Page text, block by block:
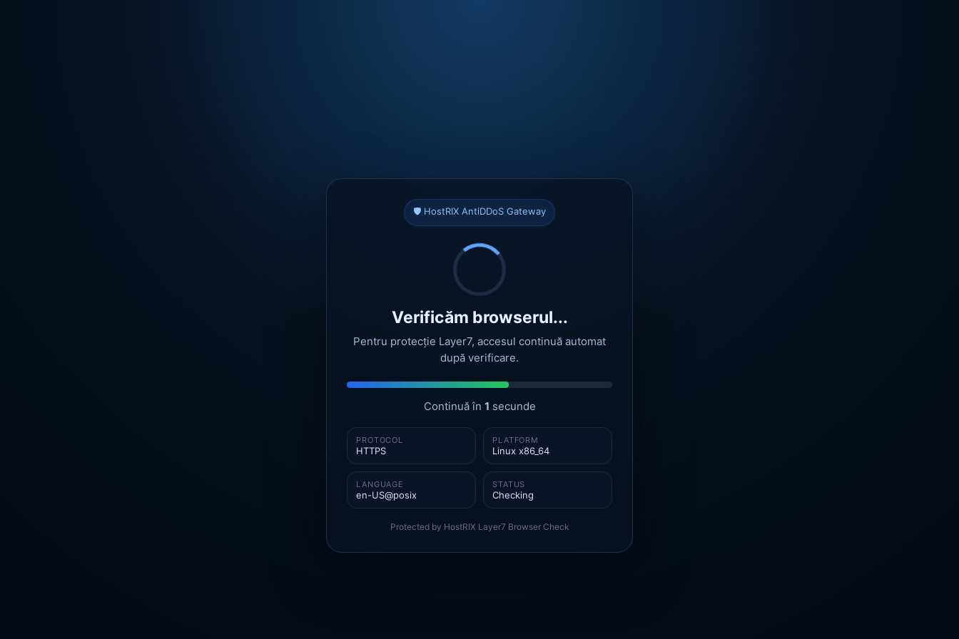
🛡️ HostRIX AntiDDoS Gateway
Verificăm browserul...
Pentru protecție Layer7, accesul continuă automat
după verificare.
Continuă în 1 secunde
PROTOCOL
HTTPS
PLATFORM
Linux x86_64
LANGUAGE
en-US@posix
STATUS
Checking
Protected by HostRIX Layer7 Browser Check